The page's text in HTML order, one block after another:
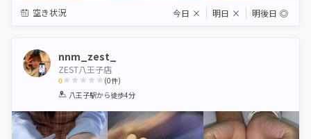
空き状況 今日 × 明日 × 明後日 ◎
nnm_zest_
ZEST八王子店
0
1 2 3 4 5
(0件)
八王子駅から徒歩4分